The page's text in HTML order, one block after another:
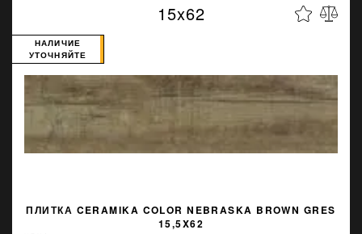
15x62
ПЛИТКА CERAMIKA COLOR NEBRASKA BROWN GRES
15,5X62
НАЛИЧИЕ
УТОЧНЯЙТЕ